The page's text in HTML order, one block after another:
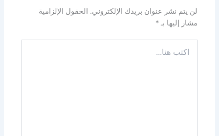
لن يتم نشر عنوان بريدك الإلكتروني. الحقول الإلزامية
مشار إليها بـ*
هنا...